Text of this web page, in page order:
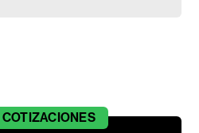
COTIZACIONES